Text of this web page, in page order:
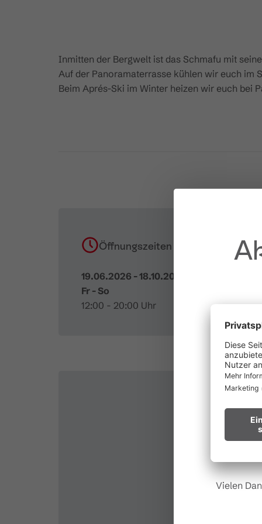
Inmitten der Bergwelt ist das Schmafu mit
Auf der Panoramaterrasse kühlen wir euch im
Beim Aprés-Ski im Winter heizen wir euch bei
Öffnungszeiten
19.06.2026 - 18.10.2026
Fr - So
12:00 - 20:00 Uhr
Wir
Hinweis
Vielen